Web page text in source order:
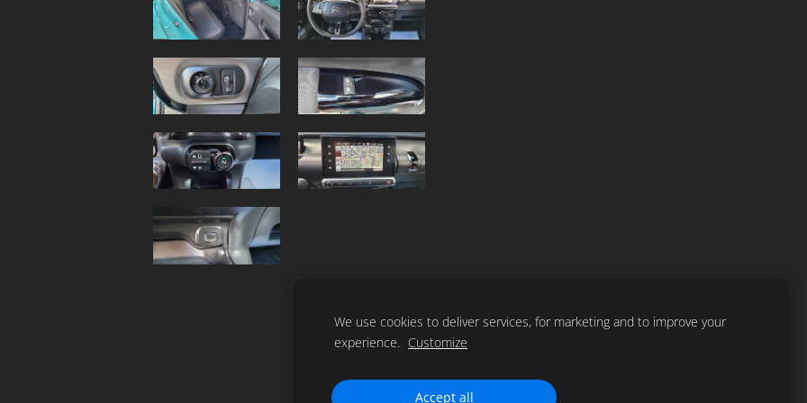
We use cookies to deliver services, for marketing and to improve your
experience. Customize
Accept all